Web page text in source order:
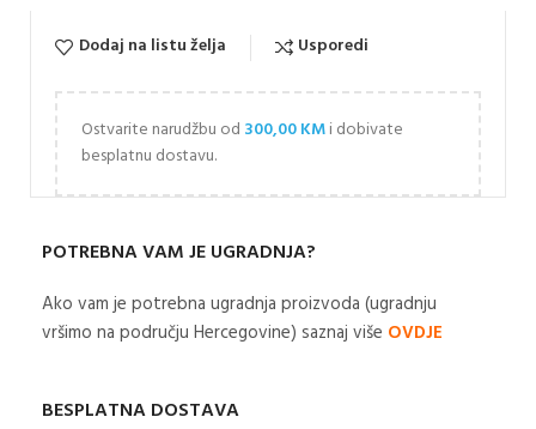
Dodaj na listu želja Usporedi
Ostvarite narudžbu od 300,00KMi dobivate
besplatnu dostavu.
POTREBNA VAM JE UGRADNJA?
Ako vam je potrebna ugradnja proizvoda (ugradnju
vršimo na području Hercegovine) saznaj više OVDJE
BESPLATNA DOSTAVA